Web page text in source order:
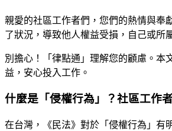
親愛的社區工作者們，您們的熱情與奉
了狀況，導致他人權益受損，自己或所
別擔心！「律點通」理解您的顧慮。本
益，安心投入工作。
什麼是「侵權行為」？社區工作
在台灣，《民法》對於「侵權行為」有